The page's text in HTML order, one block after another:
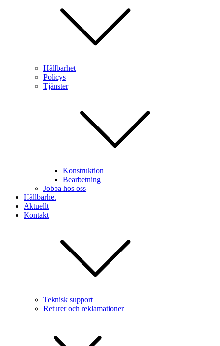
Hållbarhet
Policys
Tjänster
Konstruktion
Bearbetning
Jobba hos oss
Hållbarhet
Aktuellt
Kontakt
Teknisk support
Returer och reklamationer